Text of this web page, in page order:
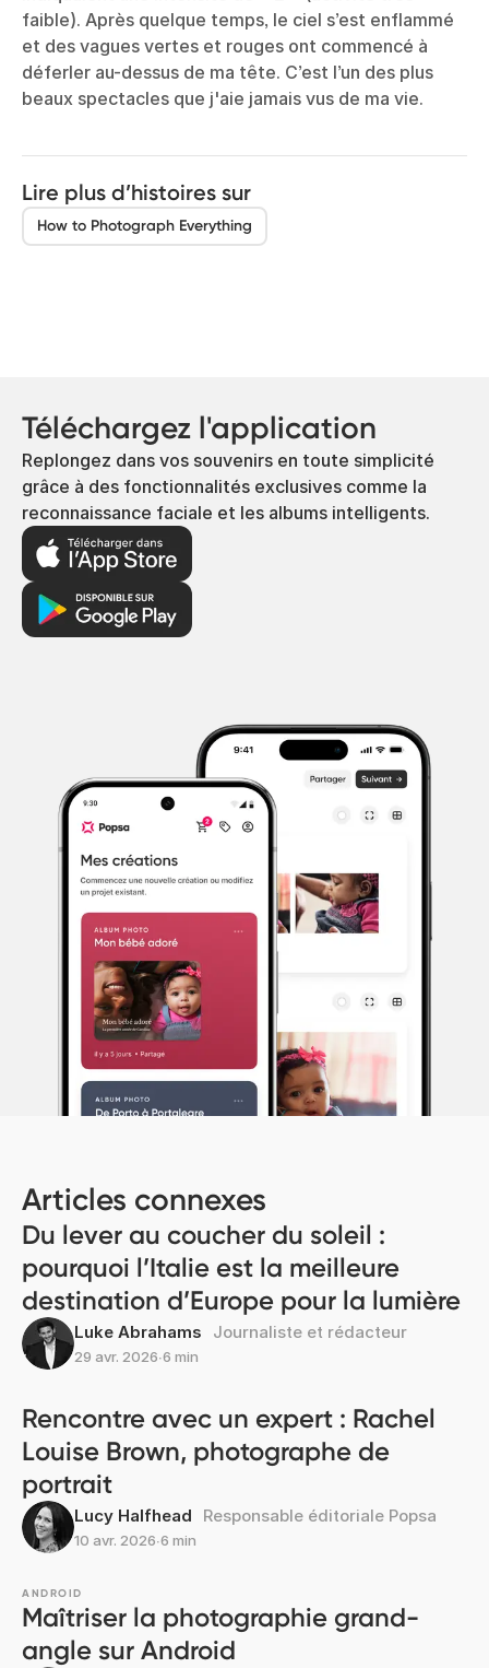
faible). Après quelque temps, le ciel s’est enflammé
et des vagues vertes et rouges ont commencé à
déferler au-dessus de ma tête. C’est l’un des plus
beaux spectacles que j'aie jamais vus de ma vie.
Lire plus d’histoires sur
How to Photograph Everything
Téléchargez l'application
Replongez dans vos souvenirs en toute simplicité
grâce à des fonctionnalités exclusives comme la
reconnaissance faciale et les albums intelligents.
Articles connexes
Du lever au coucher du soleil :
pourquoi l’Italie est la meilleure
destination d’Europe pour la lumière
Luke Abrahams Journaliste et rédacteur
29 avr. 2026∙6 min
Rencontre avec un expert : Rachel
Louise Brown, photographe de
portrait
Lucy Halfhead Responsable éditoriale Popsa
10 avr. 2026∙6 min
ANDROID
Maîtriser la photographie grand-
angle sur Android